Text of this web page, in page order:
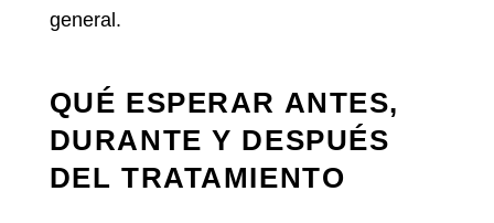
general.
QUÉ ESPERAR ANTES,
DURANTE Y DESPUÉS
DEL TRATAMIENTO